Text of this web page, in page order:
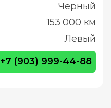
Черный
153 000 км
Левый
+7 (903) 999-44-88